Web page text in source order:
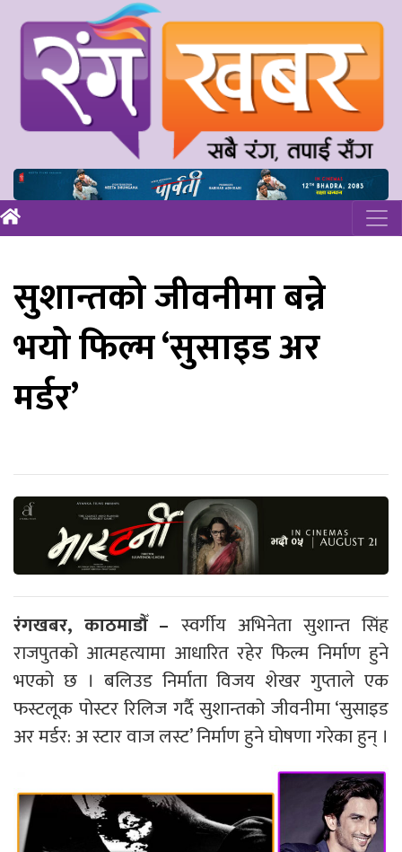
सुशान्तको जीवनीमा बन्ने
भयो फिल्म ‘सुसाइड अर
मर्डर’
रंगखबर, काठमाडौँ – स्वर्गीय अभिनेता सुशान्त सिंह
राजपुतको आत्महत्यामा आधारित रहेर फिल्म निर्माण हुने
भएको छ । बलिउड निर्माता विजय शेखर गुप्ताले एक
फस्टलूक पोस्टर रिलिज गर्दै सुशान्तको जीवनीमा ‘सुसाइड
अर मर्डर: अ स्टार वाज लस्ट’ निर्माण हुने घोषणा गरेका हुन् ।